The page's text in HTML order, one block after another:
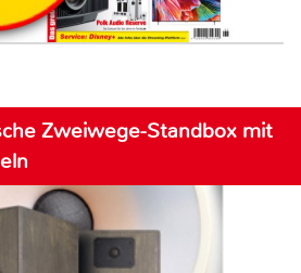
Zweiwege-Standbox mit